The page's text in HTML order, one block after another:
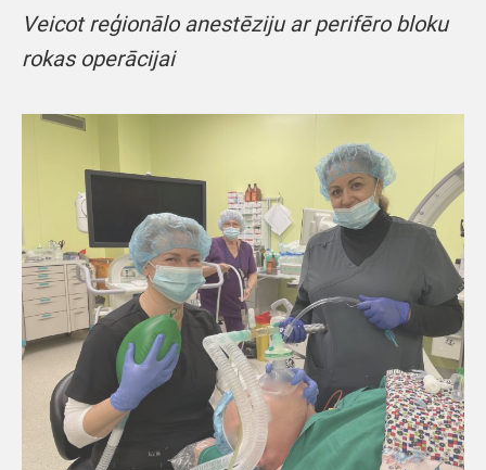
Veicot reģionālo anestēziju ar perifēro bloku
rokas operācijai